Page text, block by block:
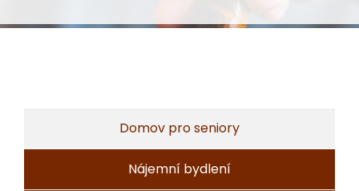
Domov pro seniory
Nájemní bydlení